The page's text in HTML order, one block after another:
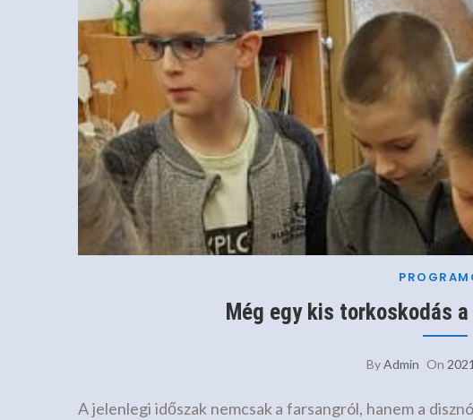
Még egy kis torkoskodás
ByAdmin On
A jelenlegi időszak nemcsak a farsangról, hanem a